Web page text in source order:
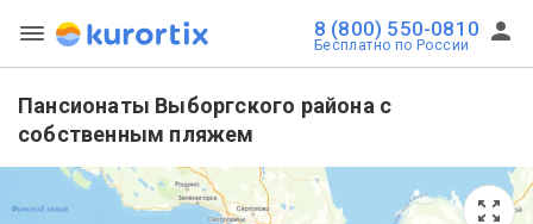
8 (800) 550-0810
Бесплатно по России
Пансионаты Выборгского района с
собственным пляжем